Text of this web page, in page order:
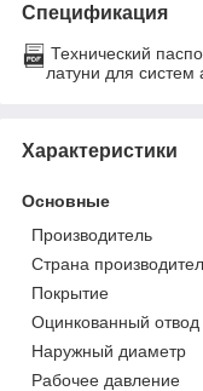
Спецификация
Технический
латуни для систем
Характеристики
Основные
Производитель
Страна
Покрытие
Оцинкованный отвод
Наружный диаметр
Рабочее давление